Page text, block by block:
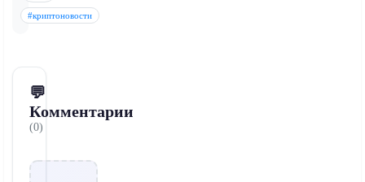
#криптоновости
💬
Комментарии
(0)